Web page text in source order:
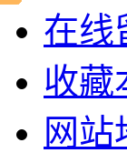
在线
收藏
网站